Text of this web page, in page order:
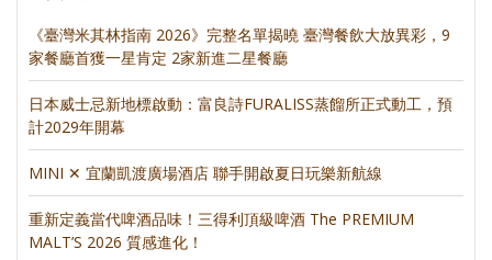
《臺灣米其林指南 2026》完整名單揭曉 臺灣餐飲大放異彩，9
家餐廳首獲一星肯定 2家新進二星餐廳
日本威士忌新地標啟動：富良詩FURALISS蒸餾所正式動工，預
計2029年開幕
MINI ✕ 宜蘭凱渡廣場酒店 聯手開啟夏日玩樂新航線
重新定義當代啤酒品味！三得利頂級啤酒 The PREMIUM
MALT’S 2026 質感進化！